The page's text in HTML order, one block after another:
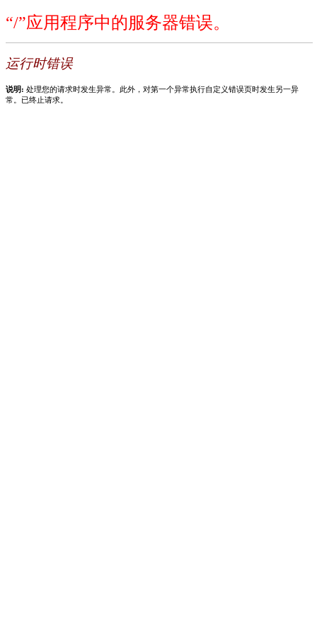
“/”应用程序中的服务器错误。
运行时错误
说明: 处理您的请求时发生异常。此外，对第一个异常执行自定义错误页时发生另一异
常。已终止请求。